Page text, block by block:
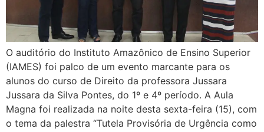
O auditório do Instituto Amazônico de Ensino Superior
(IAMES) foi palco de um evento marcante para os
alunos do curso de Direito da professora Jussara
Jussara da Silva Pontes, do 1º e 4º período. A Aula
Magna foi realizada na noite desta sexta-feira (15), com
o tema da palestra “Tutela Provisória de Urgência como